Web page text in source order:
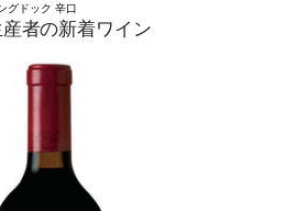
グドック 辛口
者の新着ワイン